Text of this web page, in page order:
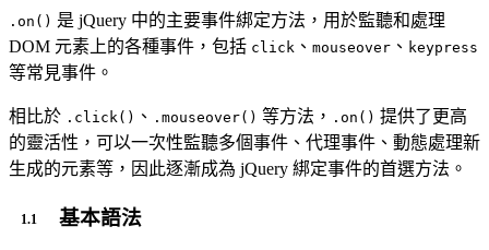
.on() 是 jQuery 中的主要事件綁定方法，用於監聽和處理
DOM 元素上的各種事件，包括 click 、 mouseover 、 keypress
等常見事件。
相比於 .click() 、 .mouseover() 等方法， .on() 提供了更高
的靈活性，可以一次性監聽多個事件、代理事件、動態處理新
生成的元素等，因此逐漸成為 jQuery 綁定事件的首選方法。
基本語法